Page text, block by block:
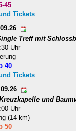
45
Tickets
Treff mit
Uhr
40
Tickets
und
Uhr
(14 km)
50